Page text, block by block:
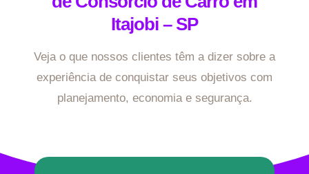
Itajobi – SP
Veja o que nossos clientes têm a dizer sobre a
experiência de conquistar seus objetivos com
planejamento, economia e segurança.